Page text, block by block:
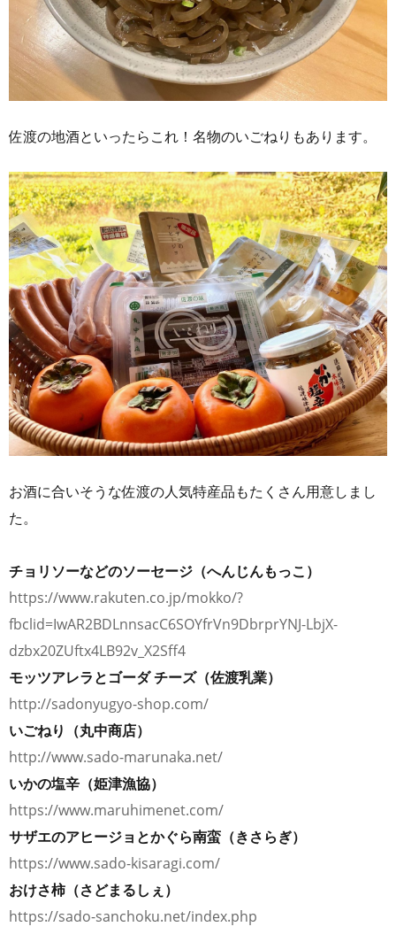
佐渡の地酒といったらこれ！名物のいごねりもあります。
お酒に合いそうな佐渡の人気特産品もたくさん用意しまし
た。
チョリソーなどのソーセージ（へんじんもっこ）
https://www.rakuten.co.jp/mokko/?
fbclid=IwAR2BDLnnsacC6SOYfrVn9DbrprYNJ-LbjX-
dzbx20ZUftx4LB92v_X2Sff4
モッツアレラとゴーダ チーズ（佐渡乳業）
http://sadonyugyo-shop.com/
いごねり（丸中商店）
http://www.sado-marunaka.net/
いかの塩辛（姫津漁協）
https://www.maruhimenet.com/
サザエのアヒージョとかぐら南蛮（きさらぎ）
https://www.sado-kisaragi.com/
おけさ柿（さどまるしぇ）
https://sado-sanchoku.net/index.php